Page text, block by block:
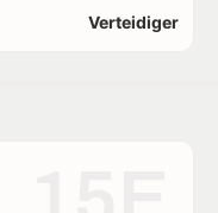
Verteidiger